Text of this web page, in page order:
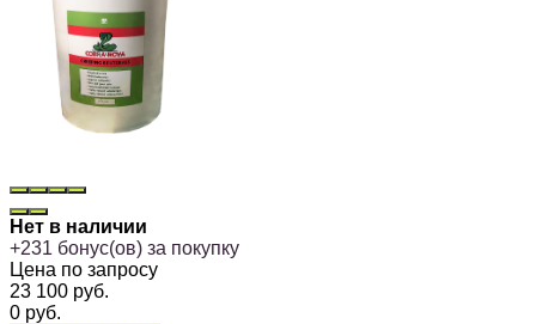
Нет в наличии
+231 бонус(ов) за покупку
Цена по запросу
23 100 руб.
0 руб.